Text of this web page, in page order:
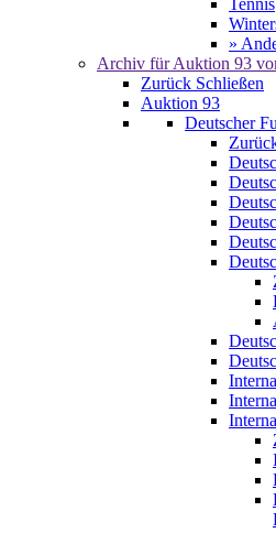
Tennis
»
Archiv für Auktion 93
Zurück Schließen
Auktion 93
Deutscher